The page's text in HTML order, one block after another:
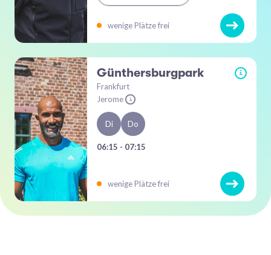
wenige Plätze frei
Günthersburgpark i
Frankfurt
Jerome
i
Di Do
06:15 - 07:15
wenige Plätze frei